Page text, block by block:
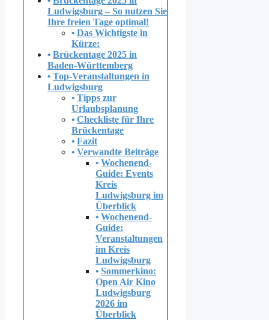
Ludwigsburg – So nutzen Sie
Ihre freien Tage optimal!
Das Wichtigste in
Kürze:
Brückentage 2025 in
Baden-Württemberg
Top-Veranstaltungen in
Ludwigsburg
Tipps zur
Urlaubsplanung
Checkliste für Ihre
Brückentage
Fazit
Verwandte Beiträge
Wochenend-
Guide: Events
Kreis
Ludwigsburg im
Überblick
Wochenend-
Guide:
Veranstaltungen
im Kreis
Ludwigsburg
Sommerkino:
Open Air Kino
Ludwigsburg
2026 im
Überblick